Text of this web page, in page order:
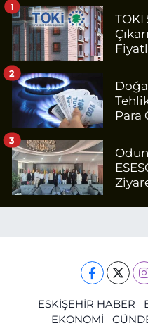
TOKİ
1
Para
2
3
ESKİŞEHİR HABER
EKONOMİ